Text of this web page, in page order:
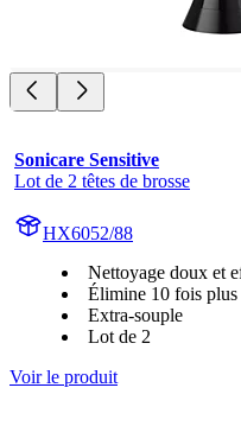
Sonicare Sensitive
Lot de 2 têtes de brosse
HX6052/88
Nettoyage doux et
Élimine 10 fois
Extra-souple
Lot de 2
Voir le produit